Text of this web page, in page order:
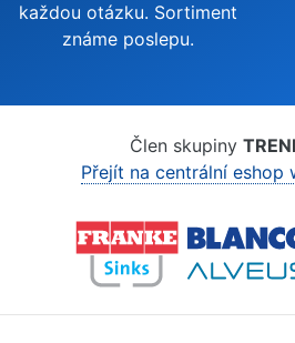
každou otázku. Sortiment
známe poslepu.
Člen skupiny
Přejít na centrální eshop